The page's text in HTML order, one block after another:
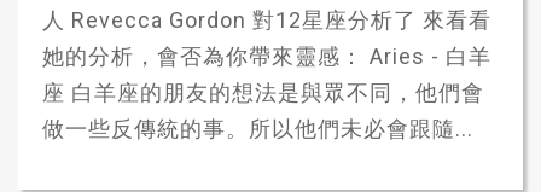
人 Revecca Gordon 對12星座分析了 來看看
她的分析，會否為你帶來靈感： Aries - 白羊
座 白羊座的朋友的想法是與眾不同，他們會
做一些反傳統的事。所以他們未必會跟隨...